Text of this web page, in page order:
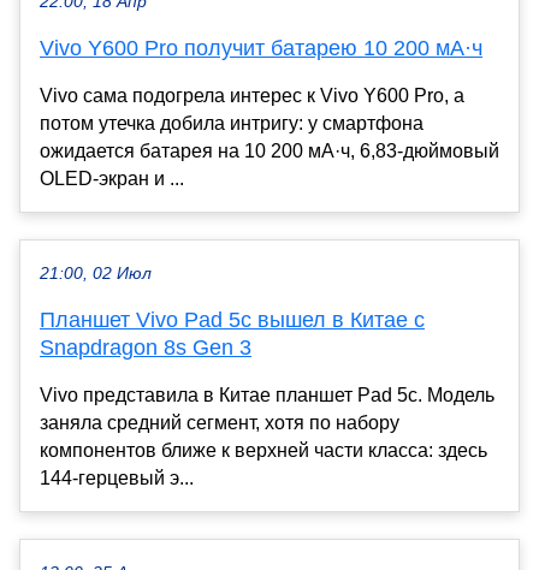
Vivo Y600 Pro получит батарею 10 200 мА·ч
Vivo сама подогрела интерес к Vivo Y600 Pro, а
потом утечка добила интригу: у смартфона
ожидается батарея на 10 200 мА·ч, 6,83-дюймовый
OLED-экран и ...
21:00, 02 Июл
Планшет Vivo Pad 5c вышел в Китае с
Snapdragon 8s Gen 3
Vivo представила в Китае планшет Pad 5c. Модель
заняла средний сегмент, хотя по набору
компонентов ближе к верхней части класса: здесь
144-герцевый э...